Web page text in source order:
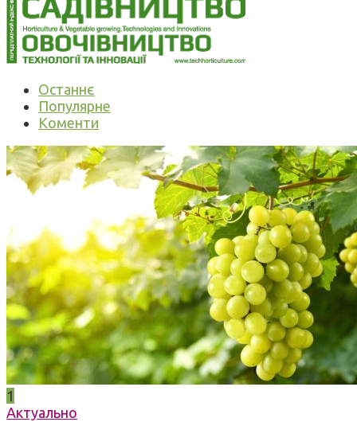
Останнє
Популярне
Коменти
1
Актуально